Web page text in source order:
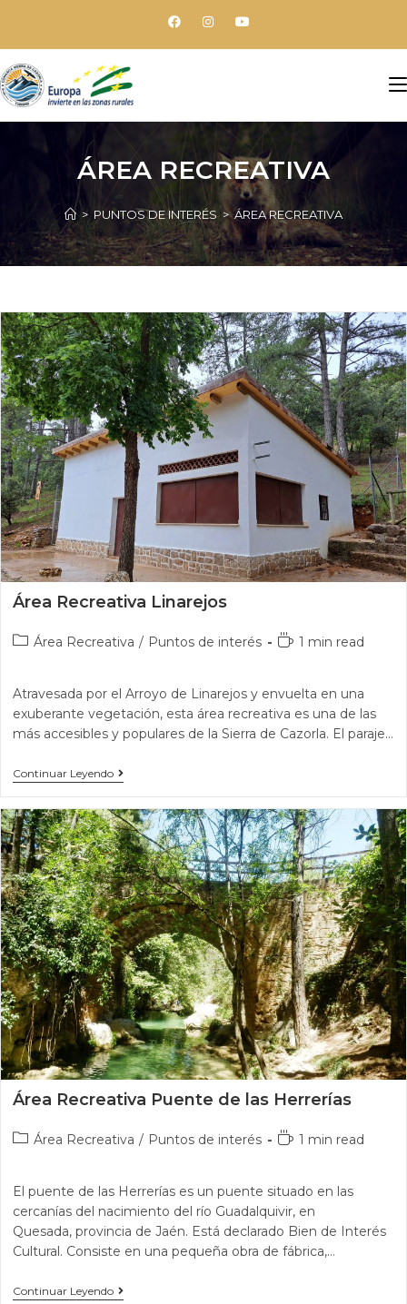
ÁREA RECREATIVA
> PUNTOS DE INTERÉS > ÁREA RECREATIVA
Área Recreativa Linarejos
Área Recreativa / Puntos de interés 1 min read
Atravesada por el Arroyo de Linarejos y envuelta en una
exuberante vegetación, esta área recreativa es una de las
más accesibles y populares de la Sierra de Cazorla. El paraje…
Continuar Leyendo
Área Recreativa Puente de las Herrerías
Área Recreativa / Puntos de interés 1 min read
El puente de las Herrerías es un puente situado en las
cercanías del nacimiento del río Guadalquivir, en
Quesada, provincia de Jaén. Está declarado Bien de Interés
Cultural. Consiste en una pequeña obra de fábrica,…
Continuar Leyendo